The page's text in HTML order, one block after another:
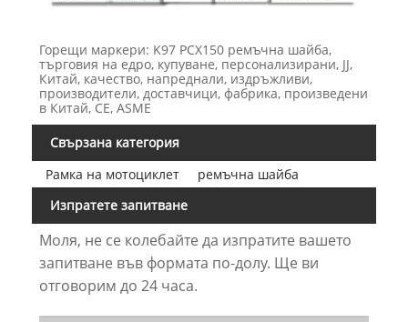
Горещи маркери: K97 PCX150 ремъчна шайба,
търговия на едро, купуване, персонализирани, JJ,
Китай, качество, напреднали, издръжливи,
производители, доставчици, фабрика, произведени
в Китай, CE, ASME
Свързана категория
Рамка на мотоциклет
ремъчна шайба
Изпратете запитване
Моля, не се колебайте да изпратите вашето
запитване във формата по-долу. Ще ви
отговорим до 24 часа.